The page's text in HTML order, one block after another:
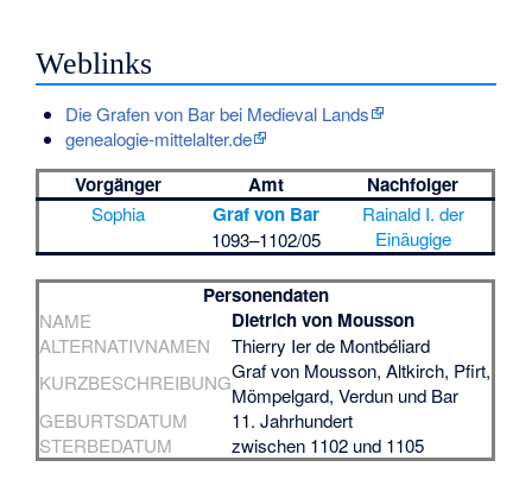
Weblinks
Die Grafen von Bar bei Medieval Lands
genealogie-mittelalter.de
Vorgänger Amt Nachfolger
Sophia Graf von Bar
1093–1102/05
Rainald I. der
Einäugige
Personendaten
NAME Dietrich von Mousson
ALTERNATIVNAMEN
Thierry Ier de Montbéliard
KURZBESCHREIBUNGGraf von Mousson, Altkirch, Pfirt,
Mömpelgard, Verdun und Bar
GEBURTSDATUM
11. Jahrhundert
STERBEDATUM
zwischen 1102 und 1105